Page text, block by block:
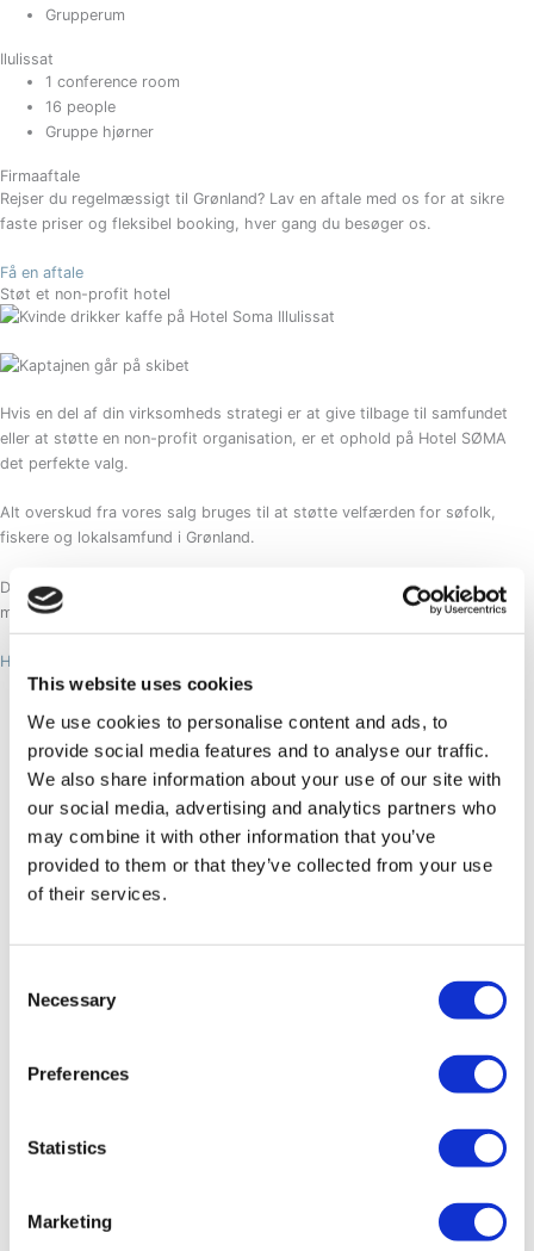
This website uses cookies
We use cookies to personalise content and ads, to
provide social media features and to analyse our traffic.
We also share information about your use of our site with
our social media, advertising and analytics partners who
may combine it with other information that you’ve
provided to them or that they’ve collected from your use
of their services.
Selection
Necessary
Preferences
Statistics
Marketing
Grupperum
Ilulissat
1 conference room
16 people
Gruppe hjørner
Firmaaftale
Rejser du regelmæssigt til Grønland? Lav en aftale med os for at sikre
faste priser og fleksibel booking, hver gang du besøger os.
Få en aftale
Støt et non-profit hotel
Hvis en del af din virksomheds strategi er at give tilbage til samfundet
eller at støtte en non-profit organisation, er et ophold på Hotel SØMA
det perfekte valg.
Alt overskud fra vores salg bruges til at støtte velfærden for søfolk,
fiskere og lokalsamfund i Grønland.
Du kan naturligvis kommunikere valget af et non-profit hotel på dine
medier, da det skaber en vis appel til potentielle kunder.
Hotel Søma er nonprofit